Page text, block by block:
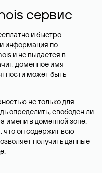
сервис
и быстро
информация по
и не выдается в
доменное имя
может быть
не только для
определить, свободен ли
имени в доменной зоне.
что он содержит всю
получить данные